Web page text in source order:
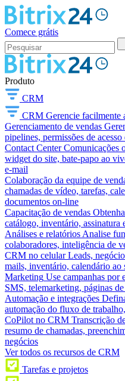
Comece grátis
Produto
CRM
CRM Gerencie facilmente
Gerenciamento de vendas
pipelines, permissões de acesso
Contact Center Comunicações
widget do site, bate-papo ao
e-mail
Colaboração da equipe de
chamadas de vídeo, tarefas,
documentos on-line
Capacitação de vendas
catálogo, inventário,
Análises e relatórios Analise
colaboradores, inteligência de
CRM no celular Leads,
mails, inventário, calendário ao
Marketing Use campanhas por
SMS, telemarketing, páginas
Automação e integrações
automação do fluxo de
CoPilot no CRM Transcrição
resumo de chamadas,
negócios
Ver todos os recursos de CRM
Tarefas e projetos